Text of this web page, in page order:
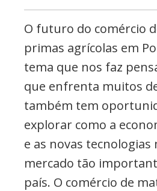
O futuro do comércio
primas agrícolas em
tema que nos faz
que enfrenta muitos
também tem
explorar como a
e as novas tecnologias
mercado tão
país. O comércio de